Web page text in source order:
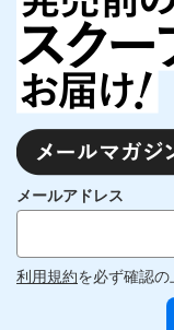
メールアドレス
利用規約を必ず確認の